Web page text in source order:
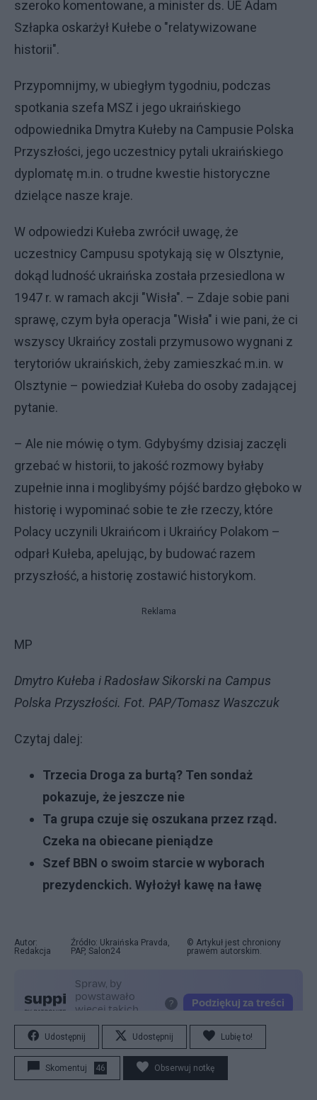
szeroko komentowane, a minister ds. UE Adam
Szłapka oskarżył Kułebe o "relatywizowane
historii".
Przypomnijmy, w ubiegłym tygodniu, podczas
spotkania szefa MSZ i jego ukraińskiego
odpowiednika Dmytra Kułeby na Campusie Polska
Przyszłości, jego uczestnicy pytali ukraińskiego
dyplomatę m.in. o trudne kwestie historyczne
dzielące nasze kraje.
W odpowiedzi Kułeba zwrócił uwagę, że
uczestnicy Campusu spotykają się w Olsztynie,
dokąd ludność ukraińska została przesiedlona w
1947 r. w ramach akcji "Wisła". – Zdaje sobie pani
sprawę, czym była operacja "Wisła" i wie pani, że ci
wszyscy Ukraińcy zostali przymusowo wygnani z
terytoriów ukraińskich, żeby zamieszkać m.in. w
Olsztynie – powiedział Kułeba do osoby zadającej
pytanie.
– Ale nie mówię o tym. Gdybyśmy dzisiaj zaczęli
grzebać w historii, to jakość rozmowy byłaby
zupełnie inna i moglibyśmy pójść bardzo głęboko w
historię i wypominać sobie te złe rzeczy, które
Polacy uczynili Ukraińcom i Ukraińcy Polakom –
odparł Kułeba, apelując, by budować razem
przyszłość, a historię zostawić historykom.
Reklama
MP
Dmytro Kułeba i Radosław Sikorski na Campus
Polska Przyszłości. Fot. PAP/Tomasz Waszczuk
Czytaj dalej:
Trzecia Droga za burtą? Ten sondaż
pokazuje, że jeszcze nie
Ta grupa czuje się oszukana przez rząd.
Czeka na obiecane pieniądze
Szef BBN o swoim starcie w wyborach
prezydenckich. Wyłożył kawę na ławę
Autor:
Redakcja
Źródło: Ukraińska Pravda,
PAP, Salon24
© Artykuł jest chroniony
prawem autorskim.
Udostępnij Udostępnij Lubię to!
Skomentuj 46 Obserwuj notkę